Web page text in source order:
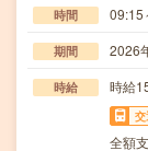
時間 09:15
期間 2026
時給 時給
全額